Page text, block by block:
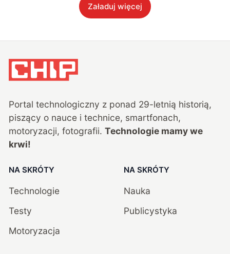
Załaduj więcej
Portal technologiczny z ponad 29-letnią historią,
piszący o nauce i technice, smartfonach,
motoryzacji, fotografii. Technologie mamy we
krwi!
NA SKRÓTY
Technologie
Testy
Motoryzacja
NA SKRÓTY
Nauka
Publicystyka